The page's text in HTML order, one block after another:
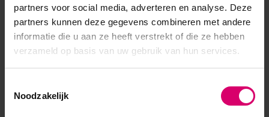
partners voor social media, adverteren en analyse. Deze
partners kunnen deze gegevens combineren met andere
informatie die u aan ze heeft verstrekt of die ze hebben
verzameld op basis van uw gebruik van hun services.
Noodzakelijk
SKU 110390